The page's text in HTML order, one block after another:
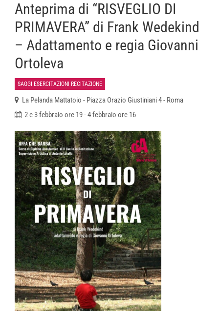
Anteprima di “RISVEGLIO DI
PRIMAVERA” di Frank Wedekind
– Adattamento e regia Giovanni
Ortoleva
SAGGI ESERCITAZIONI RECITAZIONE
La Pelanda Mattatoio - Piazza Orazio Giustiniani 4 - Roma
2 e 3 febbraio ore 19 - 4 febbraio ore 16